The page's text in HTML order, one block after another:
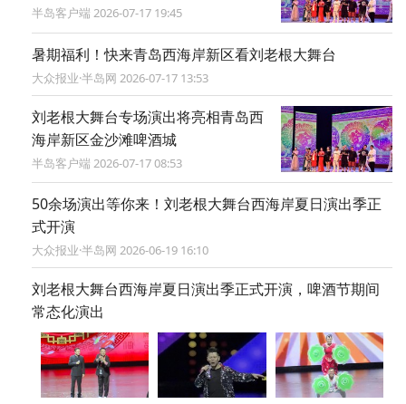
半岛客户端 2026-07-17 19:45
暑期福利！快来青岛西海岸新区看刘老根大舞台
大众报业·半岛网 2026-07-17 13:53
​刘老根大舞台专场演出将亮相青岛西
海岸新区金沙滩啤酒城
半岛客户端 2026-07-17 08:53
50余场演出等你来！刘老根大舞台西海岸夏日演出季正
式开演
大众报业·半岛网 2026-06-19 16:10
刘老根大舞台西海岸夏日演出季正式开演，啤酒节期间
常态化演出